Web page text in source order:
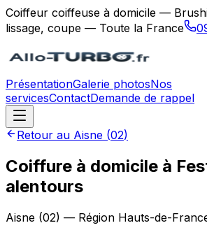
Coiffeur coiffeuse à domicile —
lissage, coupe — Toute la France
PrésentationGalerie photosNos
servicesContactDemande de rappel
Retour au Aisne (02)
Coiffure à domicile à
alentours
Aisne (02) — Région Hauts-de-